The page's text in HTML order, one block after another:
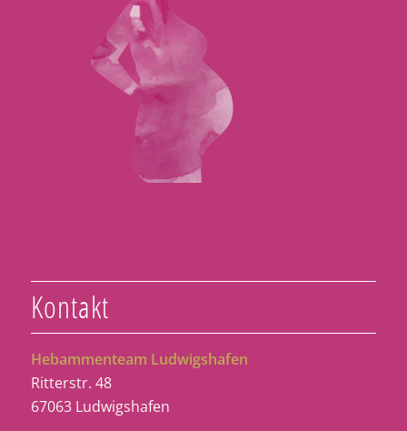
Kontakt
Hebammenteam Ludwigshafen
Ritterstr. 48
67063 Ludwigshafen